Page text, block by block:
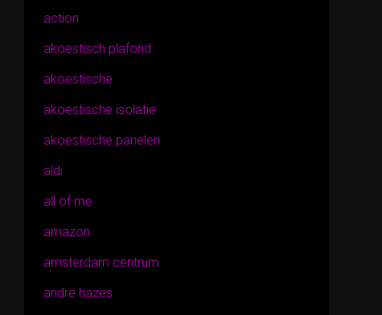
action
akoestisch plafond
akoestische
akoestische isolatie
akoestische panelen
aldi
all of me
amazon
amsterdam centrum
andre hazes